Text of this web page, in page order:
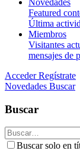
Novedades
Featured
Última
Miembros
Visitantes
mensajes de
Acceder Regístrate
Novedades Buscar
Buscar
Buscar solo en